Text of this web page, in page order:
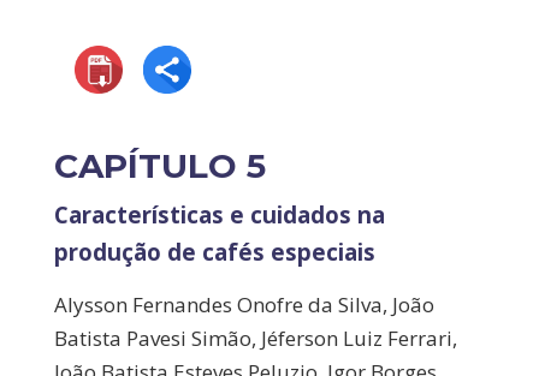
CAPÍTULO 5
Características e cuidados na
produção de cafés especiais
Alysson Fernandes Onofre da Silva, João
Batista Pavesi Simão, Jéferson Luiz Ferrari,